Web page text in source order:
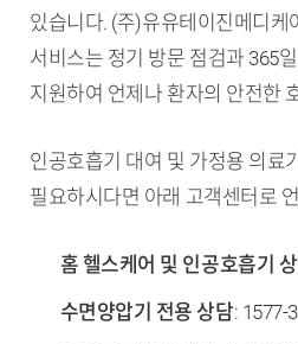
있습니다. (주)유유테이진메디케
서비스는 정기 방문 점검과 365
지원하여 언제나 환자의 안전한
인공호흡기 대여 및 가정용 의료
필요하시다면 아래 고객센터로
홈 헬스케어 및 인공호흡기
수면양압기 전용 상담: 1577-